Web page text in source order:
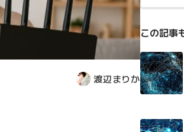
渡辺まりか
この記事